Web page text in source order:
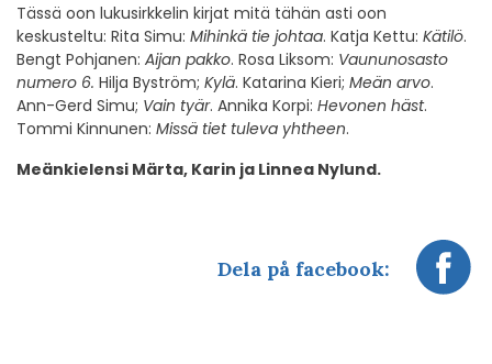
Tässä oon lukusirkkelin kirjat mitä tähän asti oon
keskusteltu: Rita Simu: Mihinkä tie johtaa. Katja Kettu: Kätilö.
Bengt Pohjanen: Aijan pakko. Rosa Liksom: Vaununosasto
numero 6. Hilja Byström; Kylä. Katarina Kieri; Meän arvo.
Ann-Gerd Simu; Vain tyär. Annika Korpi: Hevonen häst.
Tommi Kinnunen: Missä tiet tuleva yhtheen.
Meänkielensi Märta, Karin ja Linnea Nylund.
Dela på facebook: